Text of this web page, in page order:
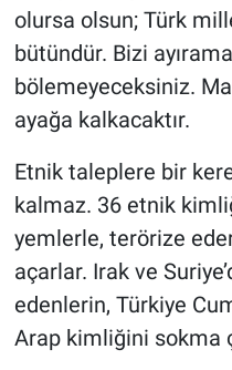
olursa olsun; Türk
bütündür. Bizi
bölemeyeceksiniz.
ayağa kalkacaktır.
Etnik taleplere bir
kalmaz. 36 etnik
yemlerle, terörize
açarlar. Irak ve
edenlerin, Türkiye
Arap kimliğini sokma